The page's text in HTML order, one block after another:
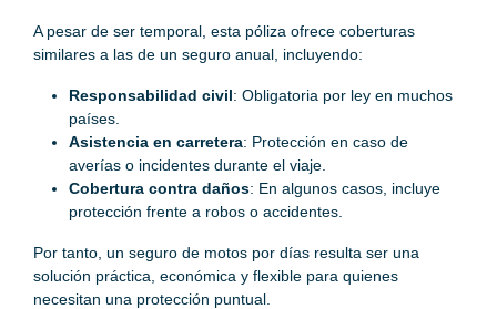
A pesar de ser temporal, esta póliza ofrece coberturas
similares a las de un seguro anual, incluyendo:
Responsabilidad civil: Obligatoria por ley en muchos
países.
Asistencia en carretera: Protección en caso de
averías o incidentes durante el viaje.
Cobertura contra daños: En algunos casos, incluye
protección frente a robos o accidentes.
Por tanto, un seguro de motos por días resulta ser una
solución práctica, económica y flexible para quienes
necesitan una protección puntual.